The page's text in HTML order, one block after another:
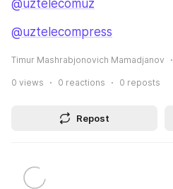
@uztelecomuz
@uztelecompress
Timur Mashrabjonovich Mamadjanov
0 views 0 reactions 0 reposts
Repost